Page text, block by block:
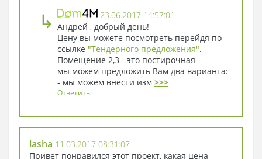
↳
23.06.2017 14:57:01
Андрей , добрый день!
Цену вы можете посмотреть перейдя по
ссылке "Тендерного предложения".
Помещение 2,3 - это постирочная
мы можем предложить Вам два варианта:
- мы можем внести изм >>>
Ответить
lasha 11.03.2017 08:31:07
Привет понравился этот проект, какая цена